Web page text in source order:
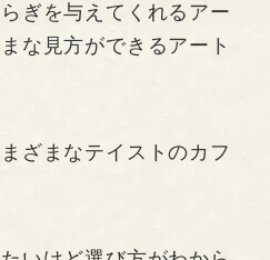
ぎを与えてくれるアー
な見方ができるアート
ざまなテイストのカフ